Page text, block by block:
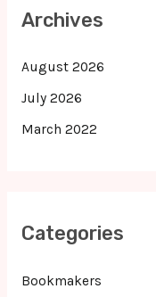
Archives
August 2026
July 2026
March 2022
Categories
Bookmakers